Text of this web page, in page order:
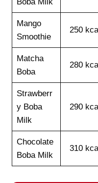
Mango
Smoothie
250
Matcha
Boba
280
Strawberr
y Boba
Milk
290
Chocolate
Boba Milk
310